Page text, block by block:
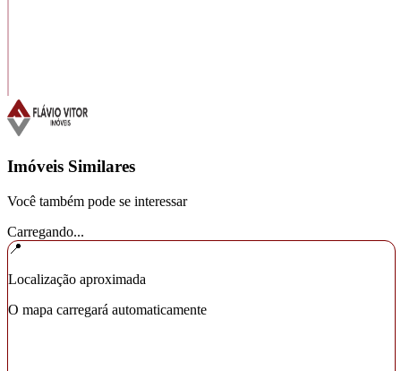
Imóveis Similares
Você também pode se interessar
Carregando...
📍
Localização aproximada
O mapa carregará automaticamente